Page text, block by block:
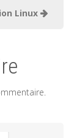
Linux